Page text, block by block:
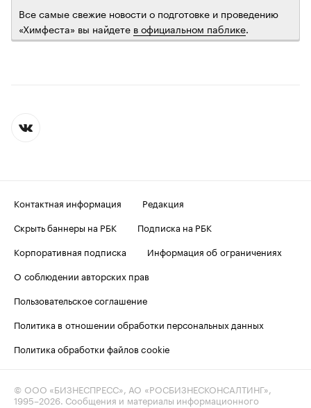
Все самые свежие новости о подготовке и проведению
«Химфеста» вы найдете в официальном паблике.
Контактная информация
Редакция
Скрыть баннеры на РБК
Подписка на РБК
Корпоративная подписка
Информация об ограничениях
О соблюдении авторских прав
Пользовательское соглашение
Политика в отношении обработки персональных данных
Политика обработки файлов cookie
© ООО «БИЗНЕСПРЕСС», АО «РОСБИЗНЕСКОНСАЛТИНГ»,
1995–2026 . Сообщения и материалы информационного